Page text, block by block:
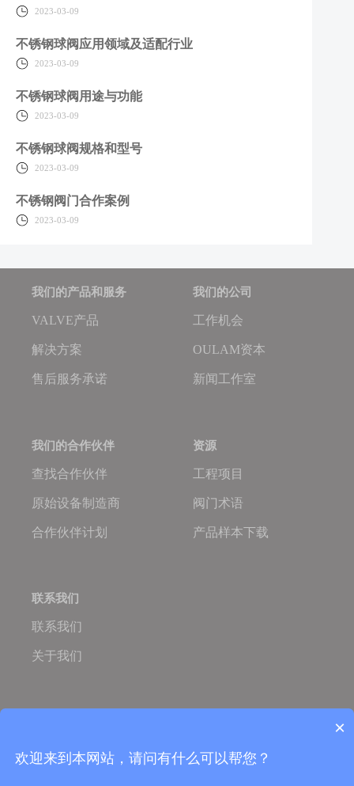
2023-03-09
不锈钢球阀应用领域及适配行业
2023-03-09
不锈钢球阀用途与功能
2023-03-09
不锈钢球阀规格和型号
2023-03-09
不锈钢阀门合作案例
2023-03-09
我们的产品和服务
VALVE产品
解决方案
售后服务承诺
我们的公司
工作机会
OULAM资本
新闻工作室
我们的合作伙伴
查找合作伙伴
原始设备制造商
合作伙伴计划
资源
工程项目
阀门术语
产品样本下载
联系我们
联系我们
关于我们
ISO国际质量体系认证
TS特种设备制造许可证
×
欢迎来到本网站，请问有什么可以帮您？